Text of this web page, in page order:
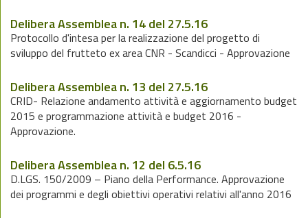
Delibera Assemblea n. 14 del 27.5.16
Protocollo d'intesa per la realizzazione del progetto di
sviluppo del frutteto ex area CNR - Scandicci - Approvazione
Delibera Assemblea n. 13 del 27.5.16
CRID- Relazione andamento attività e aggiornamento budget
2015 e programmazione attività e budget 2016 -
Approvazione.
Delibera Assemblea n. 12 del 6.5.16
D.LGS. 150/2009 – Piano della Performance. Approvazione
dei programmi e degli obiettivi operativi relativi all'anno 2016